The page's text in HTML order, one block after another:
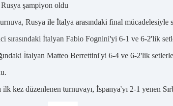
Rusya şampiyon oldu
Rusya ile İtalya arasındaki final mücadelesiyle
sırasındaki İtalyan Fabio Fognini'yi 6-1 ve 6-2'lik
İtalyan Matteo Berrettini'yi 6-4 ve 6-2'lik
kez düzenlenen turnuvayı, İspanya'yı 2-1 yenen